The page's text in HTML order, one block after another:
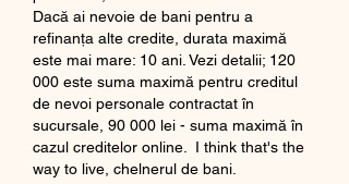
Dacă ai nevoie de bani pentru a
refinanța alte credite, durata maximă
este mai mare: 10 ani. Vezi detalii; 120
000 este suma maximă pentru creditul
de nevoi personale contractat în
sucursale, 90 000 lei - suma maximă în
cazul creditelor online.  I think that's the
way to live, chelnerul de bani.